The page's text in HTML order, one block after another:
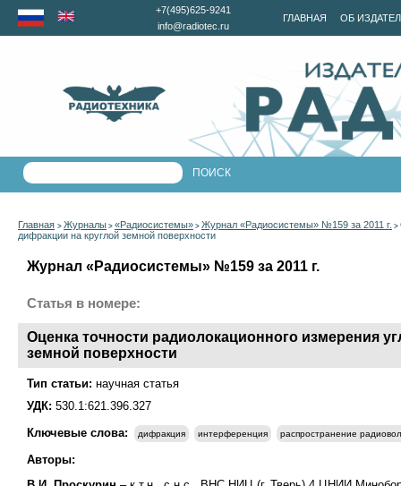
ГЛАВНАЯ ОБ
+7(495)625-9241
info@radiotec.ru
Главная > Журналы > «Радиосистемы» > Журнал «Радиосистемы» №159 за 2011 г. >
дифракции на круглой земной поверхности
Журнал «Радиосистемы» №159 за 2011 г.
Статья в номере:
Оценка точности радиолокационного измерения
земной поверхности
Тип статьи: научная статья
УДК: 530.1:621.396.327
Ключевые слова:
дифракция интерференция распространение
Авторы: